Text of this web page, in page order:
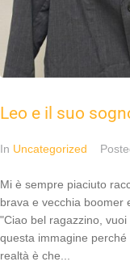
Leo e il suo
In Uncategorized
Mi è sempre piaciuto
brava e vecchia boomer
"Ciao bel ragazzino,
questa immagine
realtà è che...